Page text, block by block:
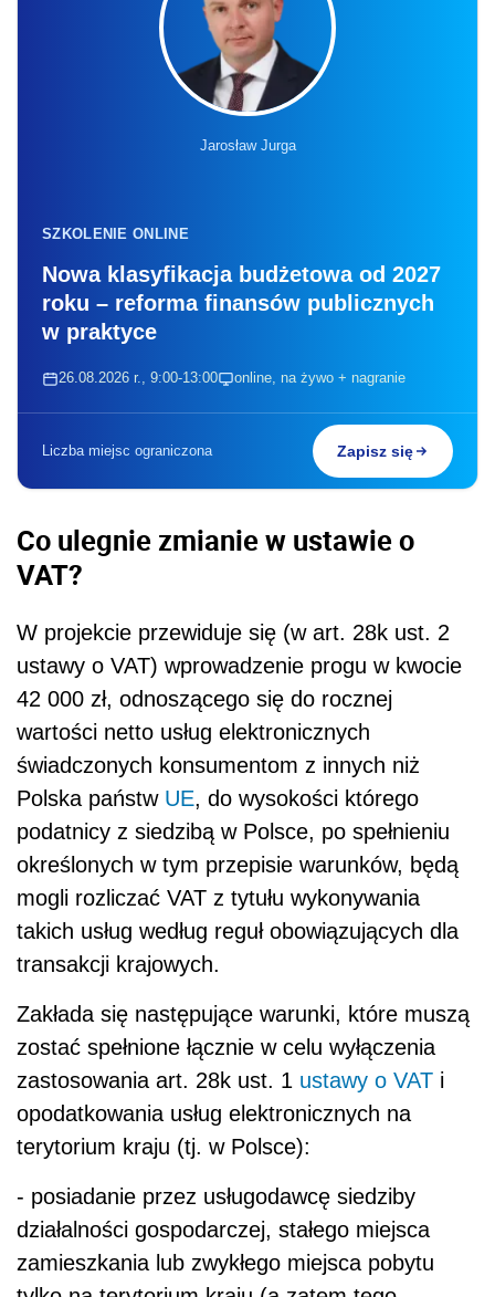
Jarosław Jurga
SZKOLENIE ONLINE
Nowa klasyfikacja budżetowa od 2027
roku – reforma finansów publicznych
w praktyce
26.08.2026 r., 9:00-13:00 online, na żywo + nagranie
Liczba miejsc ograniczona Zapisz się
Co ulegnie zmianie w ustawie o
VAT?
W projekcie przewiduje się (w art. 28k ust. 2
ustawy o VAT) wprowadzenie progu w kwocie
42 000 zł, odnoszącego się do rocznej
wartości netto usług elektronicznych
świadczonych konsumentom z innych niż
Polska państw UE, do wysokości którego
podatnicy z siedzibą w Polsce, po spełnieniu
określonych w tym przepisie warunków, będą
mogli rozliczać VAT z tytułu wykonywania
takich usług według reguł obowiązujących dla
transakcji krajowych.
Zakłada się następujące warunki, które muszą
zostać spełnione łącznie w celu wyłączenia
zastosowania art. 28k ust. 1 ustawy o VAT i
opodatkowania usług elektronicznych na
terytorium kraju (tj. w Polsce):
- posiadanie przez usługodawcę siedziby
działalności gospodarczej, stałego miejsca
zamieszkania lub zwykłego miejsca pobytu